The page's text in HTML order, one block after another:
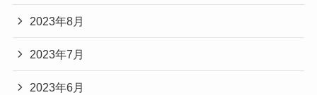
2023年8月
2023年7月
2023年6月